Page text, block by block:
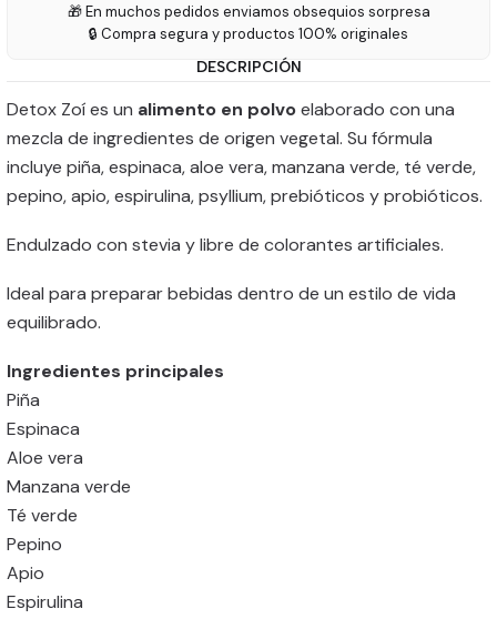
🎁 En muchos pedidos enviamos obsequios sorpresa
🔒 Compra segura y productos 100% originales
DESCRIPCIÓN
Detox Zoí es un alimento en polvoelaborado con una
mezcla de ingredientes de origen vegetal. Su fórmula
incluye piña, espinaca, aloe vera, manzana verde, té verde,
pepino, apio, espirulina, psyllium, prebióticos y probióticos.
Endulzado con stevia y libre de colorantes artificiales.
Ideal para preparar bebidas dentro de un estilo de vida
equilibrado.
Ingredientes principales
Piña
Espinaca
Aloe vera
Manzana verde
Té verde
Pepino
Apio
Espirulina